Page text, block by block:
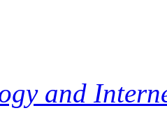
and